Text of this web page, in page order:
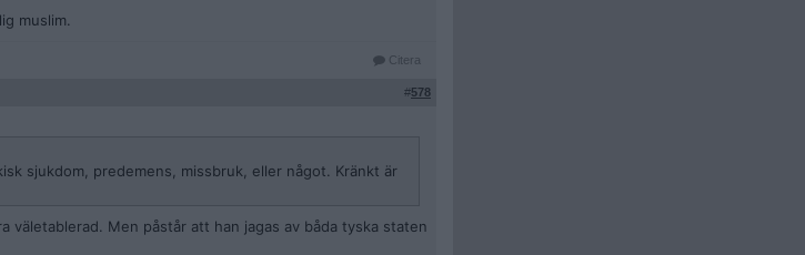
muslim.
Citera
#578
sjukdom, predemens, missbruk, eller något. Kränkt är
väletablerad. Men påstår att han jagas av båda tyska staten